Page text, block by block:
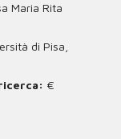
Maria Rita
di Pisa,
€